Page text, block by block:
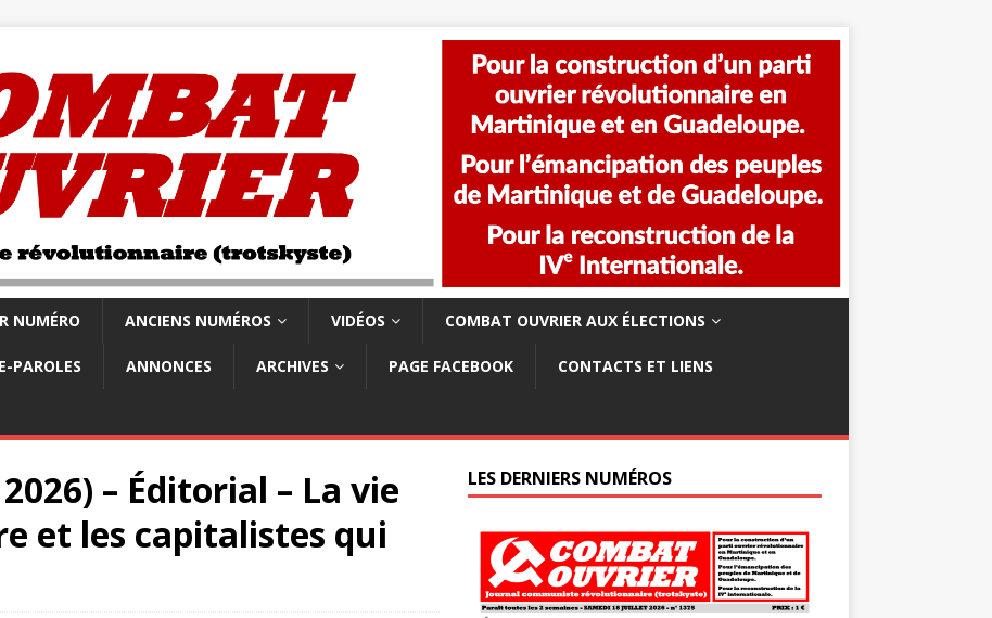
NUMÉRO ANCIENS NUMÉROS VIDÉOS COMBAT OUVRIER AUX ÉLECTIONS
PAROLES ANNONCES ARCHIVES PAGE FACEBOOK CONTACTS ET LIENS
– Éditorial – La vie
et les capitalistes qui
LES DERNIERS NUMÉROS